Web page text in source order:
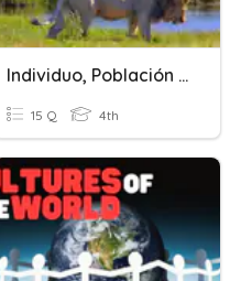
Individuo, Población Y Comunidad
15 Q 4th